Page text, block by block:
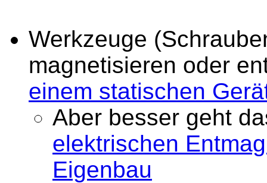
Werkzeuge
magnetisieren oder
einem statischen
Aber besser geht
elektrischen
Eigenbau